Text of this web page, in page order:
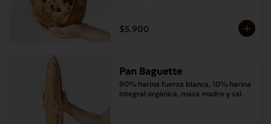
$5.900
Pan Baguette
90% harina fuerza blanca, 10% harina
integral orgánica, masa madre y sal.